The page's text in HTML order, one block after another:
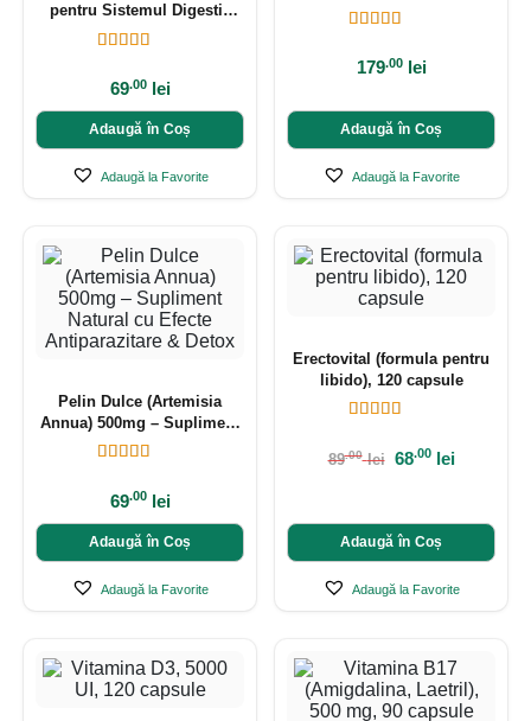
pentru Sistemul Digestiv
(Intestin Permeabil)
69.00 lei
Adaugă în Coș
Adaugă la Favorite
179.00 lei
Adaugă în Coș
Adaugă la Favorite
Pelin Dulce (Artemisia
Annua) 500mg – Supliment
Natural cu Efecte
69.00 lei
Adaugă în Coș
Adaugă la Favorite
Erectovital (formula pentru
libido), 120 capsule
89.00 lei 68.00 lei
Adaugă în Coș
Adaugă la Favorite